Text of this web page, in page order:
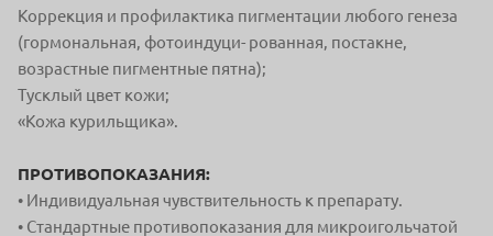
Коррекция и профилактика пигментации любого генеза
(гормональная, фотоиндуци- рованная, постакне,
возрастные пигментные пятна);
Тусклый цвет кожи;
«Кожа курильщика».
ПРОТИВОПОКАЗАНИЯ:
• Индивидуальная чувствительность к препарату.
• Стандартные противопоказания для микроигольчатой